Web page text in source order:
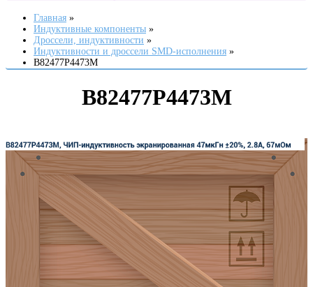
Главная
Индуктивные компоненты
Дроссели, индуктивности
Индуктивности и дроссели SMD-исполнения
B82477P4473M
B82477P4473M